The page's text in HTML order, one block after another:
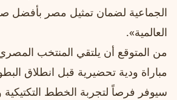
الجماعية لضمان تمثيل مصر بأفضل
العالمية».
من المتوقع أن يلتقي المنتخب
مباراة ودية تحضيرية قبل انطلاق
سيوفر فرصاً لتجربة الخطط التكتيكية